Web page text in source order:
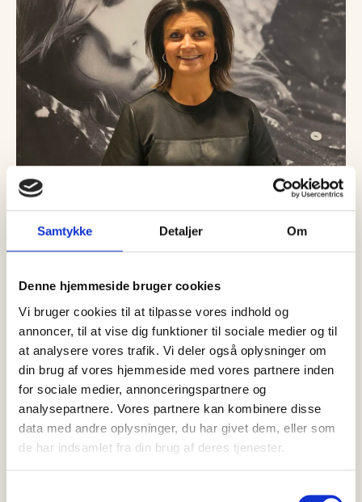
Samtykke Detaljer Om
Denne hjemmeside bruger cookies
Vi bruger cookies til at tilpasse vores indhold og
annoncer, til at vise dig funktioner til sociale medier og til
at analysere vores trafik. Vi deler også oplysninger om
din brug af vores hjemmeside med vores partnere inden
for sociale medier, annonceringspartnere og
analysepartnere. Vores partnere kan kombinere disse
data med andre oplysninger, du har givet dem, eller som
de har indsamlet fra din brug af deres tjenester.
05 august, 2026 Nyheder
NÜ Skagen fejrer 25 år – og Stina
har været med hele vejen
I et kvart århundrede har NÜ været en del af butikslivet i
Skagen. Denne uge fejrer modebutikken sit 25-års jubilæum…